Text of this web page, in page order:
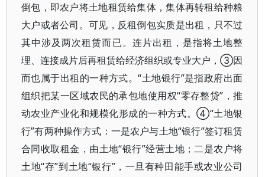
倒包，即农户将土地租赁给集体，集体再转租给种粮
大户或者公司。可见，反租倒包实质是出租，只不过
其中涉及两次租赁而已。连片出租，是指将土地整
理、连接成片后再租赁给经济组织或专业大户，③因
而也属于出租的一种方式。“土地银行”是指政府出面
组织把某一区域农民的承包地使用权“零存整贷”，推
动农业产业化和规模化形成的一种方式。④“土地银
行”有两种操作方式：一是农户与土地“银行”签订租赁
合同收取租金，由土地“银行”经营土地；二是农户将
土地“存”到土地“银行”，一旦有种田能手或农业公司